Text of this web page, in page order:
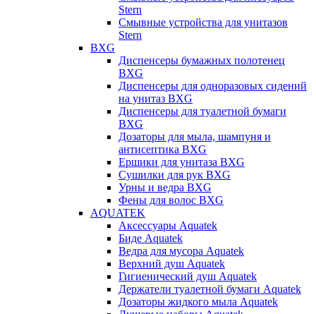
Stern
Смывные устройства для унитазов
Stern
BXG
Диспенсеры бумажных полотенец
BXG
Диспенсеры для одноразовых сидений
на унитаз BXG
Диспенсеры для туалетной бумаги
BXG
Дозаторы для мыла, шампуня и
антисептика BXG
Ершики для унитаза BXG
Сушилки для рук BXG
Урны и ведра BXG
Фены для волос BXG
AQUATEK
Аксессуары Aquatek
Биде Aquatek
Ведра для мусора Aquatek
Верхний душ Aquatek
Гигиенический душ Aquatek
Держатели туалетной бумаги Aquatek
Дозаторы жидкого мыла Aquatek